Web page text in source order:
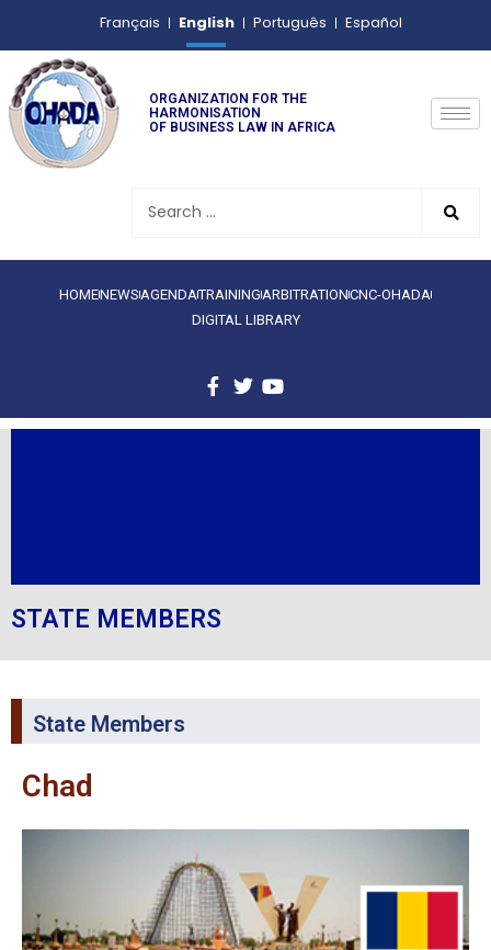
Français English Português Español
ORGANIZATION FOR THE
HARMONISATION
OF BUSINESS LAW IN AFRICA
HOMENEWS AGENDATRAINING ARBITRATIONCNC-OHADA
DIGITAL LIBRARY
STATE MEMBERS
State Members
Chad